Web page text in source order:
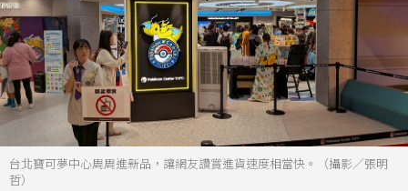
台北寶可夢中心周周進新品，讓網友讚賞進貨速度相當快。（攝影／張明
哲）